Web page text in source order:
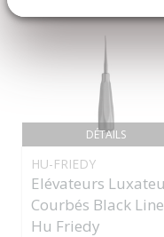
DÉTAILS
HU-FRIEDY
Elévateurs
Courbés Black Line
Hu Friedy